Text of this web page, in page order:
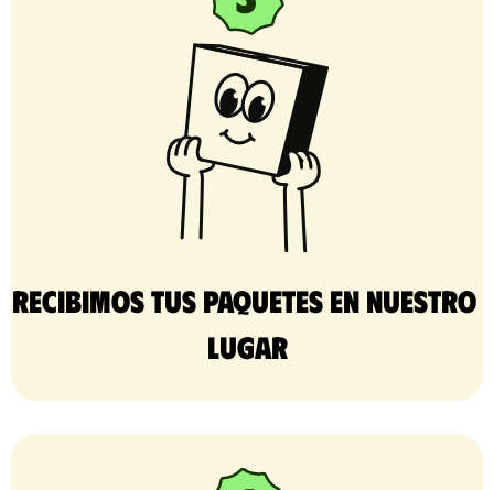
Recibimos tus paquetes en nuestro
lugar